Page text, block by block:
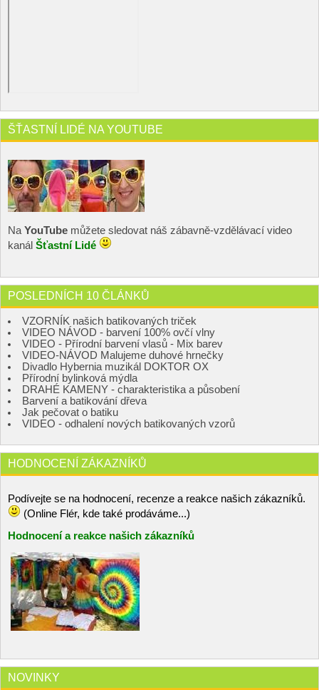
ŠŤASTNÍ LIDÉ NA YOUTUBE
Na YouTube můžete sledovat náš zábavně-vzdělávací video
kanál Šťastní Lidé
POSLEDNÍCH 10 ČLÁNKŮ
VZORNÍK našich batikovaných triček
VIDEO NÁVOD - barvení 100% ovčí vlny
VIDEO - Přírodní barvení vlasů - Mix barev
VIDEO-NÁVOD Malujeme duhové hrnečky
Divadlo Hybernia muzikál DOKTOR OX
Přírodní bylinková mýdla
DRAHÉ KAMENY - charakteristika a působení
Barvení a batikování dřeva
Jak pečovat o batiku
VIDEO - odhalení nových batikovaných vzorů
HODNOCENÍ ZÁKAZNÍKŮ
Podívejte se na hodnocení, recenze a reakce našich zákazníků.
(Online Flér, kde také prodáváme...)
Hodnocení a reakce našich zákazníků
NOVINKY